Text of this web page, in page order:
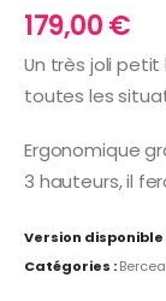
179,00€
Un très joli
toutes les
Ergonomique
3 hauteurs, il
Version disponible
Catégories :